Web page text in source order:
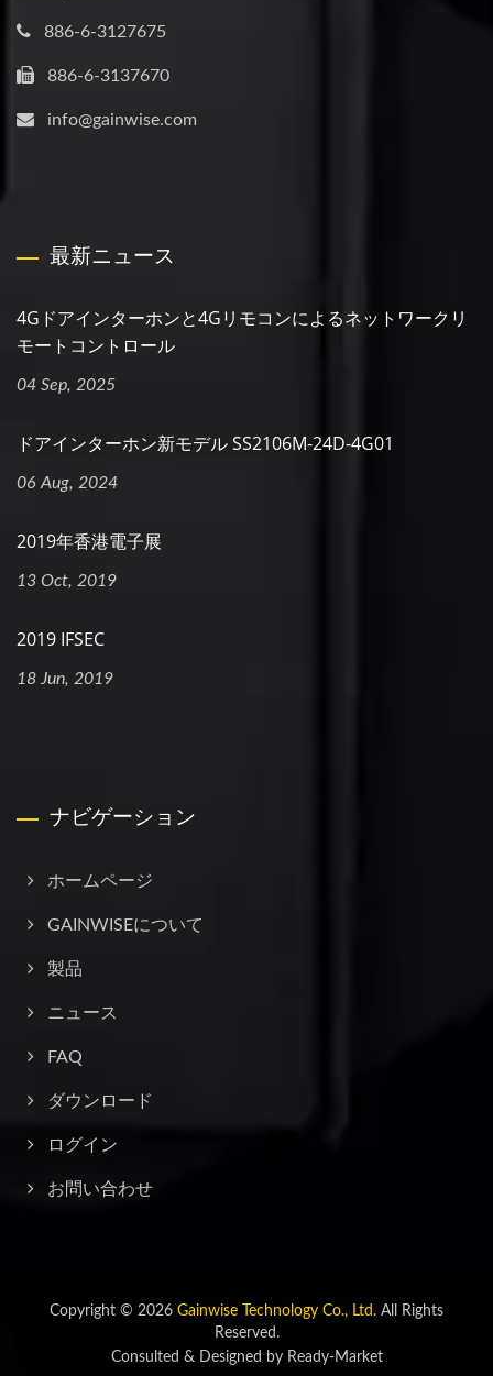
886-6-3127675
886-6-3137670
info@gainwise.com
最新ニュース
4Gドアインターホンと4Gリモコンによるネットワークリ
モートコントロール
04 Sep, 2025
ドアインターホン新モデル SS2106M-24D-4G01
06 Aug, 2024
2019年香港電子展
13 Oct, 2019
2019 IFSEC
18 Jun, 2019
ナビゲーション
ホームページ
GAINWISEについて
製品
ニュース
FAQ
ダウンロード
ログイン
お問い合わせ
Copyright © 2026 Gainwise Technology Co., Ltd. All Rights
Reserved.
Consulted & Designed by Ready-Market